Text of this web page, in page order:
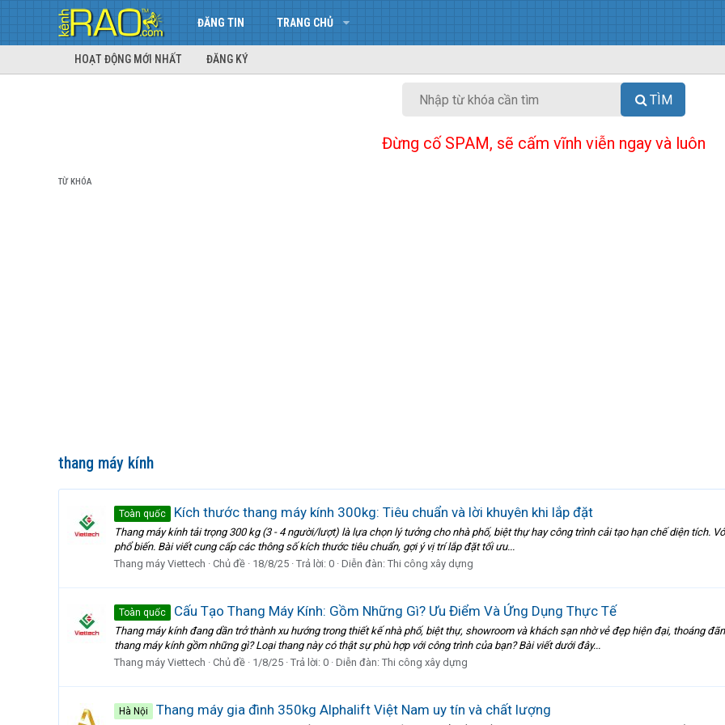
ĐĂNG TIN TRANG CHỦ
HOẠT ĐỘNG MỚI NHẤT ĐĂNG KÝ
TÌM
Đừng cố SPAM, sẽ cấm vĩnh viễn ngay và luôn
TỪ KHÓA
thang máy kính
Toàn quốc Kích thước thang máy kính 300kg: Tiêu chuẩn và lời khuyên khi lắp đặt
Thang máy kính tải trọng 300 kg (3 - 4 người/lượt) là lựa chọn lý tưởng cho nhà phố, biệt thự hay công trình cải tạo hạn chế diện tích.
phổ biến. Bài viết cung cấp các thông số kích thước tiêu chuẩn, gợi ý vị trí lắp đặt tối ưu...
Thang máy Viettech
Chủ đề 18/8/25 Trả lời: 0 Diễn đàn: Thi công xây dựng
Toàn quốc Cấu Tạo Thang Máy Kính: Gồm Những Gì? Ưu Điểm Và Ứng Dụng Thực Tế
Thang máy kính đang dần trở thành xu hướng trong thiết kế nhà phố, biệt thự, showroom và khách sạn nhờ vẻ đẹp hiện đại, thoáng
thang máy kính gồm những gì? Loại thang này có thật sự phù hợp với công trình của bạn? Bài viết dưới đây...
Thang máy Viettech
Chủ đề 1/8/25 Trả lời: 0 Diễn đàn: Thi công xây dựng
Hà Nội Thang máy gia đình 350kg Alphalift Việt Nam uy tín và chất lượng